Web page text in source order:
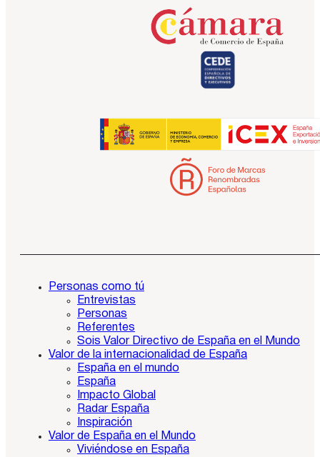
Personas como tú
Entrevistas
Personas
Referentes
Sois Valor Directivo de España en el Mundo
Valor de la internacionalidad de España
España en el mundo
España
Impacto Global
Radar España
Inspiración
Valor de España en el Mundo
Viviéndose en España